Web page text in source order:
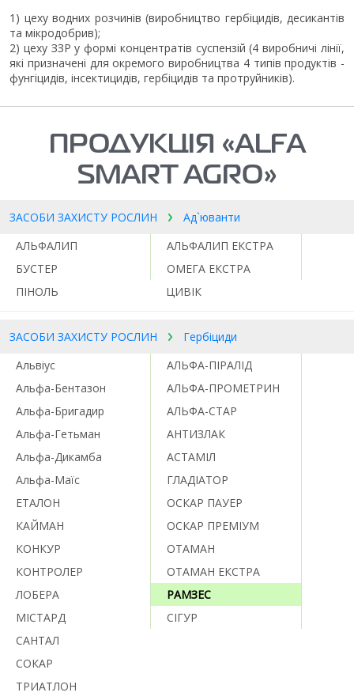
1) цеху водних розчинів (виробництво гербіцидів, десикантів
та мікродобрив);
2) цеху ЗЗР у формі концентратів суспензій (4 виробничі лінії,
які призначені для окремого виробництва 4 типів продуктів -
фунгіцидів, інсектицидів, гербіцидів та протруйників).
ПРОДУКЦІЯ «ALFA
SMART AGRO»
ЗАСОБИ ЗАХИСТУ РОСЛИН
Ад`юванти
АЛЬФАЛИП
АЛЬФАЛИП ЕКСТРА
БУСТЕР
ОМЕГА ЕКСТРА
ПІНОЛЬ
ЦИВІК
ЗАСОБИ ЗАХИСТУ РОСЛИН
Гербіциди
Альвіус
Альфа-Бентазон
Альфа-Бригадир
Альфа-Гетьман
Альфа-Дикамба
Альфа-Маїс
АЛЬФА-ПІРАЛІД
АЛЬФА-ПРОМЕТРИН
АЛЬФА-СТАР
АНТИЗЛАК
АСТАМІЛ
ГЛАДІАТОР
ЕТАЛОН
КАЙМАН
КОНКУР
КОНТРОЛЕР
ЛОБЕРА
МІСТАРД
ОСКАР ПАУЕР
ОСКАР ПРЕМІУМ
ОТАМАН
ОТАМАН ЕКСТРА
РАМЗЕС
СІГУР
САНТАЛ
СОКАР
ТРИАТЛОН